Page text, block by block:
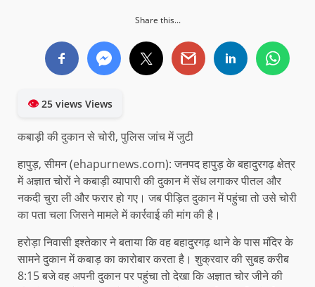
Share this...
👁25 views Views
कबाड़ी की दुकान से चोरी, पुलिस जांच में जुटी
हापुड़, सीमन (ehapurnews.com): जनपद हापुड़ के बहादुरगढ़ क्षेत्र
में अज्ञात चोरों ने कबाड़ी व्यापारी की दुकान में सेंध लगाकर पीतल और
नकदी चुरा ली और फरार हो गए। जब पीड़ित दुकान में पहुंचा तो उसे चोरी
का पता चला जिसने मामले में कार्रवाई की मांग की है।
हरोड़ा निवासी इश्तेकार ने बताया कि वह बहादुरगढ़ थाने के पास मंदिर के
सामने दुकान में कबाड़ का कारोबार करता है। शुक्रवार की सुबह करीब
8:15 बजे वह अपनी दुकान पर पहुंचा तो देखा कि अज्ञात चोर जीने की